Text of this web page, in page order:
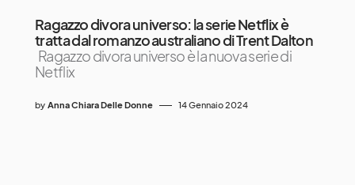
Ragazzo divora universo: la serie Netflix è
tratta dal romanzo australiano di Trent Dalton
Ragazzo divora universo è la nuova serie di
Netflix
by Anna Chiara Delle Donne 14 Gennaio 2024